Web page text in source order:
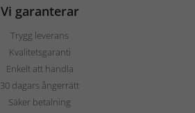
Vi garanterar
Trygg leverans
Kvalitetsgaranti
Enkelt att handla
30 dagars ångerrätt
Säker betalning